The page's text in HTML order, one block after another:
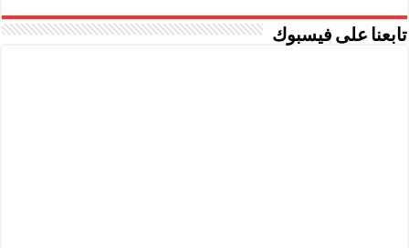
تابعنا على فيسبوك